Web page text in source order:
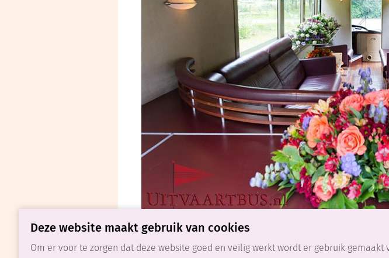
Wil je meer weten over de
Deze website maakt gebruik van cookies
Om er voor te zorgen dat deze website goed en veilig werkt wordt er gebruik